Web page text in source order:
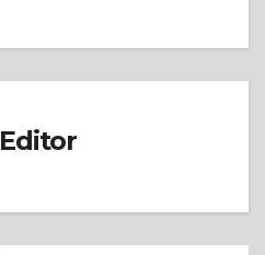
Editor